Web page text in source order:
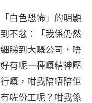
白色恐怖」的明顯
不忿：「我係仍然
睇到大嘅公司，唔
有呢一種嘅精神壓
嘅，咁我陪唔陪佢
咗份工呢？咁我係